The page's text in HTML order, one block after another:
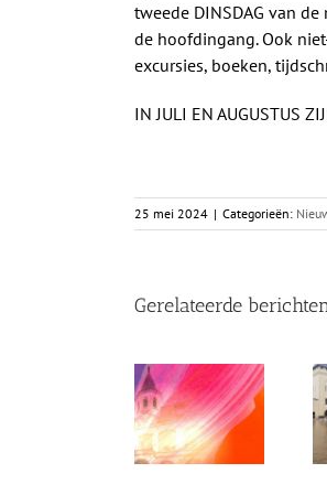
tweede DINSDAG van
de hoofdingang. Ook
excursies, boeken,
IN JULI EN AUGUSTUS
25 mei 2024 | Categorieën:
Gerelateerde